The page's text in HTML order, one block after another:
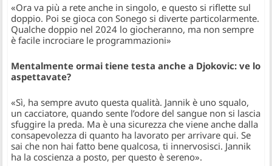
«Ora va più a rete anche in singolo, e questo si riflette sul
doppio. Poi se gioca con Sonego si diverte particolarmente.
Qualche doppio nel 2024 lo giocheranno, ma non sempre
è facile incrociare le programmazioni»
Mentalmente ormai tiene testa anche a Djokovic: ve lo
aspettavate?
«Sì, ha sempre avuto questa qualità. Jannik è uno squalo,
un cacciatore, quando sente l’odore del sangue non si lascia
sfuggire la preda. Ma è una sicurezza che viene anche dalla
consapevolezza di quanto ha lavorato per arrivare qui. Se
sai che non hai fatto bene qualcosa, ti innervosisci. Jannik
ha la coscienza a posto, per questo è sereno».